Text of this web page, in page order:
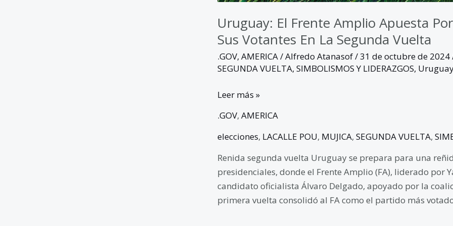
Uruguay: El Frente Amplio Apuesta
Sus Votantes En La Segunda Vuelta
.GOV, AMERICA/Alfredo Atanasof/31 de octubre de 2024
SEGUNDA VUELTA, SIMBOLISMOS Y LIDERAZGOS,
Leer más »
.GOV, AMERICA
elecciones, LACALLE POU, MUJICA, SEGUNDA VUELTA,
Renida segunda vuelta Uruguay se prepara para una
presidenciales, donde el Frente Amplio (FA), liderado por
candidato oficialista Álvaro Delgado, apoyado por la
primera vuelta consolidó al FA como el partido más